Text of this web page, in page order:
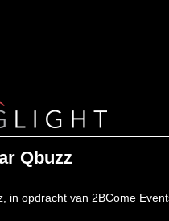
Qbuzz
in opdracht van 2BCome